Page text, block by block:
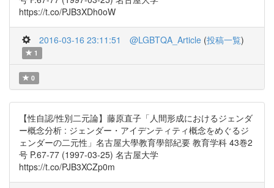
https://t.co/PJB3XDh0oW
2016-03-16 23:11:51 @LGBTQA_Article (投稿一覧)
1
0
【性自認/性別二元論】藤原直子「人間形成におけるジェンダ
ー概念分析 : ジェンダー・アイデンティティ概念をめぐるジ
ェンダーの二元性」名古屋大學教育學部紀要 教育学科 43巻2
号 P.67-77 (1997-03-25) 名古屋大学
https://t.co/PJB3XCZp0m